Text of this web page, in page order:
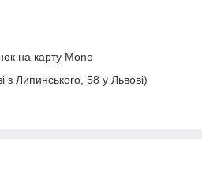
на карту Mono
з Липинського, 58 у Львові)